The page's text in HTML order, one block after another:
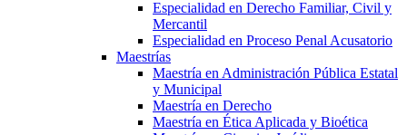
Especialidad en Derecho Familiar, Civil y
Mercantil
Especialidad en Proceso Penal Acusatorio
Maestrías
Maestría en Administración Pública Estatal
y Municipal
Maestría en Derecho
Maestría en Ética Aplicada y Bioética